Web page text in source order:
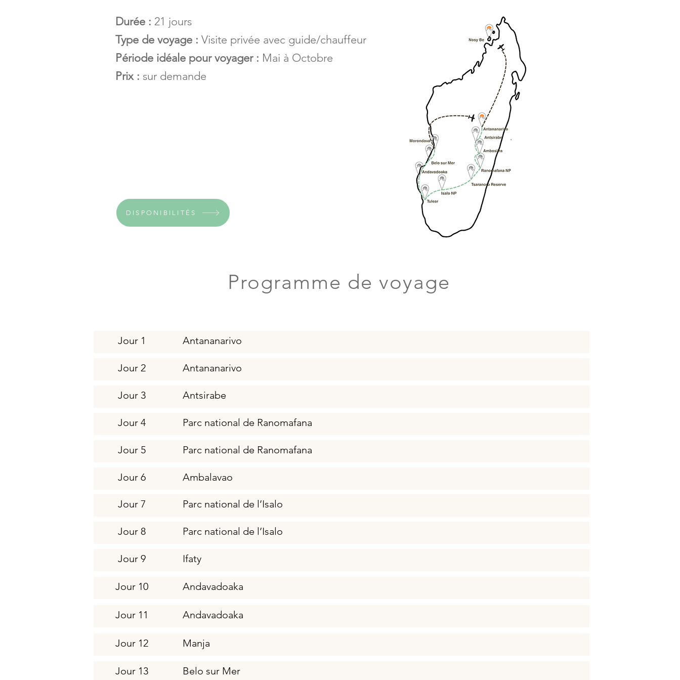
Durée : 21 jours
Type de voyage : Visite privée avec guide/chauffeur
Période idéale pour voyager : Mai à Octobre
Prix : sur demande
DISPONIBILITÉS
Programme de voyage
Jour 1 Antananarivo
Jour 2 Antananarivo
Jour 3 Antsirabe
Jour 4 Parc national de Ranomafana
Jour 5 Parc national de Ranomafana
Jour 6 Ambalavao
Jour 7 Parc national de l’Isalo
Jour 8 Parc national de l’Isalo
Jour 9 Ifaty
Jour 10 Andavadoaka
Jour 11 Andavadoaka
Jour 12 Manja
Jour 13 Belo sur Mer